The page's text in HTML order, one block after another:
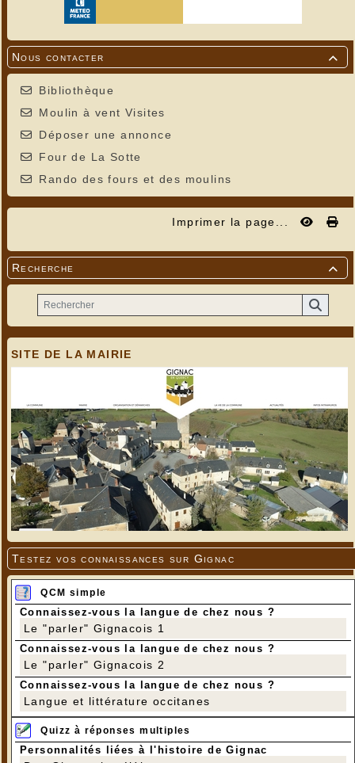

Nous contacter
Bibliothèque
Moulin à vent Visites
Déposer une annonce
Four de La Sotte
Rando des fours et des moulins
Imprimer la page...

Recherche
SITE DE LA MAIRIE
Testez vos connaissances sur Gignac
QCM simple
Connaissez-vous la langue de chez nous ?
Le "parler" Gignacois 1
Connaissez-vous la langue de chez nous ?
Le "parler" Gignacois 2
Connaissez-vous la langue de chez nous ?
Langue et littérature occitanes
Quizz à réponses multiples
Personnalités liées à l'histoire de Gignac